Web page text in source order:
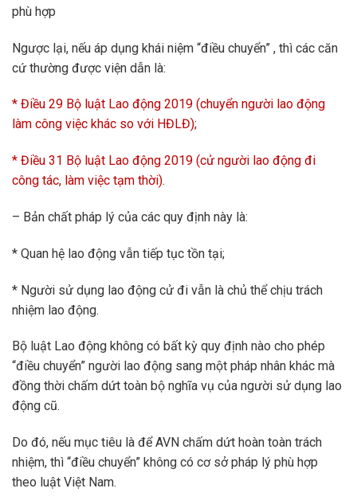
phù hợp
Ngược lại, nếu áp dụng khái niệm “điều chuyển” , thì các căn
cứ thường được viện dẫn là:
* Điều 29 Bộ luật Lao động 2019 (chuyển người lao động
làm công việc khác so với HĐLĐ);
* Điều 31 Bộ luật Lao động 2019 (cử người lao động đi
công tác, làm việc tạm thời).
– Bản chất pháp lý của các quy định này là:
* Quan hệ lao động vẫn tiếp tục tồn tại;
* Người sử dụng lao động cử đi vẫn là chủ thể chịu trách
nhiệm lao động.
Bộ luật Lao động không có bất kỳ quy định nào cho phép
“điều chuyển” người lao động sang một pháp nhân khác mà
đồng thời chấm dứt toàn bộ nghĩa vụ của người sử dụng lao
động cũ.
Do đó, nếu mục tiêu là để AVN chấm dứt hoàn toàn trách
nhiệm, thì “điều chuyển” không có cơ sở pháp lý phù hợp
theo luật Việt Nam.